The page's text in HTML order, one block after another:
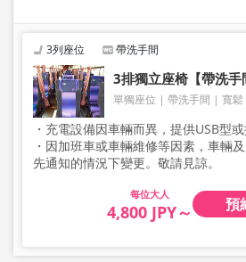
3列座位 帶洗手間
3排獨立座椅【帶洗手
單獨座位 帶洗手間 寬鬆
・充電設備因車輛而異，提供USB型或
・因加班車或車輛維修等因素，車輛
先通知的情況下變更。敬請見諒。
大人
4,800 JPY～ 預